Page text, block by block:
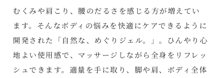
むくみや肩こり、腰のだるさを感じる方が増えてい
ます。そんなボディの悩みを快適にケアできるように
開発された「自然な、めぐりジェル。」。ひんやり心
地よい使用感で、マッサージしながら全身をリフレッ
シュできます。適量を手に取り、脚や肩、ボディ全体